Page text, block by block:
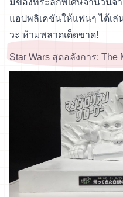
แอปพลิเคชันให้แฟนๆ ได้เ
วะ ห้ามพลาดเด็ดขาด!
Star Wars สุดอลังการ: The